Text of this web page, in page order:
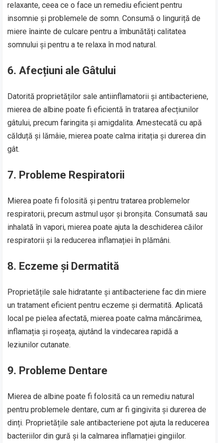
relaxante, ceea ce o face un remediu eficient pentru
insomnie și problemele de somn. Consumă o linguriță de
miere înainte de culcare pentru a îmbunătăți calitatea
somnului și pentru a te relaxa în mod natural.
6. Afecțiuni ale Gâtului
Datorită proprietăților sale antiinflamatorii și antibacteriene,
mierea de albine poate fi eficientă în tratarea afecțiunilor
gâtului, precum faringita și amigdalita. Amestecată cu apă
călduță și lămâie, mierea poate calma iritația și durerea din
gât.
7. Probleme Respiratorii
Mierea poate fi folosită și pentru tratarea problemelor
respiratorii, precum astmul ușor și bronșita. Consumată sau
inhalată în vapori, mierea poate ajuta la deschiderea căilor
respiratorii și la reducerea inflamației în plămâni.
8. Eczeme și Dermatită
Proprietățile sale hidratante și antibacteriene fac din miere
un tratament eficient pentru eczeme și dermatită. Aplicată
local pe pielea afectată, mierea poate calma mâncărimea,
inflamația și roșeața, ajutând la vindecarea rapidă a
leziunilor cutanate.
9. Probleme Dentare
Mierea de albine poate fi folosită ca un remediu natural
pentru problemele dentare, cum ar fi gingivita și durerea de
dinți. Proprietățile sale antibacteriene pot ajuta la reducerea
bacteriilor din gură și la calmarea inflamației gingiilor.